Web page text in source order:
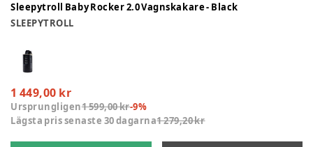
Sleepytroll Baby Rocker 2.0 Vagnskakare - Black
SLEEPYTROLL
1 449,00 kr
Ursprungligen1 599,00 kr-9%
Lägsta pris senaste 30 dagarna1 279,20 kr